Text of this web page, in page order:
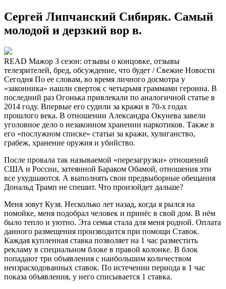
Сергей Липчанский Сибиряк. Самый
молодой и дерзкий вор в.
READ Мажор 3 сезон: отзывы о концовке, отзывы
телезрителей, бред, обсуждение, что будет / Свежие Новости
Сегодня По ее словам, во время личного досмотра у
«законника» нашли сверток с четырьмя граммами героина. В
последний раз Огонька привлекали по аналогичной статье в
2014 году. Впервые его судили за кражи в 70-х годах
прошлого века. В отношении Александра Окунева завели
уголовное дело о незаконном хранении наркотиков. Также в
его «послужном списке» статьи за кражи, хулиганство,
грабеж, хранение оружия и убийство.
После провала так называемой «перезагрузки» отношений
США и России, затеянной Бараком Обамой, отношения эти
все ухудшаются. А выполнять свои предвыборные обещания
Дональд Трамп не спешит. Что произойдет дальше?
Меня зовут Кузя. Несколько лет назад, когда я рылся на
помойке, меня подобрал человек и принёс в свой дом. В нём
было тепло и уютно. Эта семья стала для меня родной. Оплата
данного размещения производится при помощи Ставок.
Каждая купленная ставка позволяет на 1 час разместить
рекламу в специальном блоке в правой колонке. В блок
попадают три объявления с наибольшим количеством
неизрасходованных ставок. По истечении периода в 1 час
показа объявления, у него списывается 1 ставка.